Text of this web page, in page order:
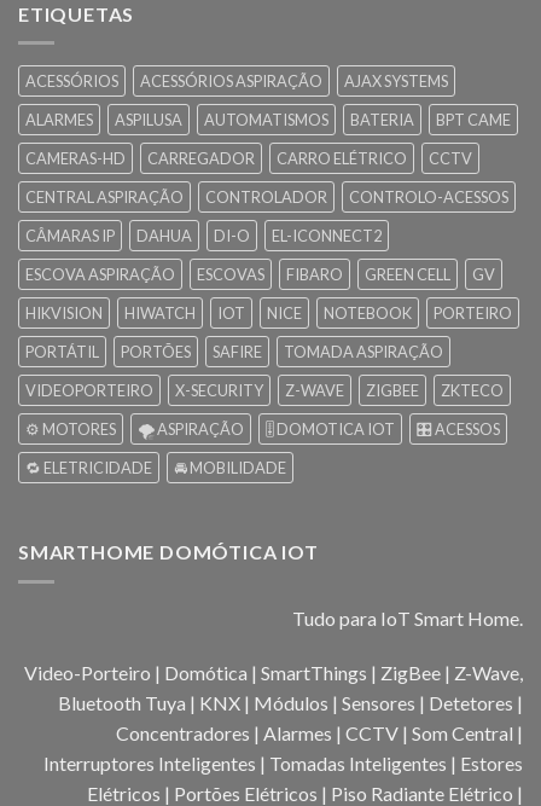
ETIQUETAS
ACESSÓRIOS ACESSÓRIOS ASPIRAÇÃO
AJAX SYSTEMS
ALARMES
ASPILUSA AUTOMATISMOS BATERIA
BPT CAME
CAMERAS-HD
CARREGADOR CARRO ELÉTRICO
CCTV
CENTRAL ASPIRAÇÃO
CONTROLADOR
CONTROLO-ACESSOS
CÂMARAS IP
DAHUA DI-O
EL-ICONNECT2
ESCOVA ASPIRAÇÃO
ESCOVAS FIBARO GREEN CELL
GV
HIKVISION
HIWATCH IOT NICE NOTEBOOK
PORTEIRO
PORTÁTIL
PORTÕES SAFIRE
TOMADA ASPIRAÇÃO
VIDEOPORTEIRO
X-SECURITY Z-WAVE ZIGBEE
ZKTECO
⚙️ MOTORES
🌪️ ASPIRAÇÃO 🎚️ DOMOTICA IOT
🎛️ ACESSOS
🔁 ELETRICIDADE
🚘 MOBILIDADE
SMARTHOME DOMÓTICA IOT
Tudo para IoT Smart Home.
Video-Porteiro | Domótica | SmartThings | ZigBee | Z-Wave,
Bluetooth Tuya | KNX | Módulos | Sensores | Detetores |
Concentradores | Alarmes | CCTV | Som Central |
Interruptores Inteligentes | Tomadas Inteligentes | Estores
Elétricos | Portões Elétricos | Piso Radiante Elétrico |